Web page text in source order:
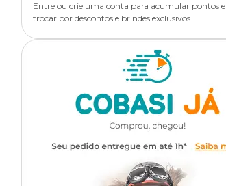
Entre ou crie uma conta para acumular pontos e
trocar por descontos e brindes exclusivos.